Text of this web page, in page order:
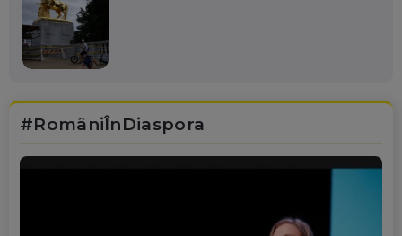
#RomâniÎnDiaspora